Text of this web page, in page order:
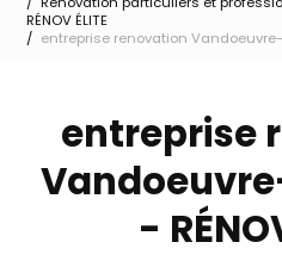
RÉNOV ÉLITE
entreprise renovation Vandoeuvre-
entreprise
-